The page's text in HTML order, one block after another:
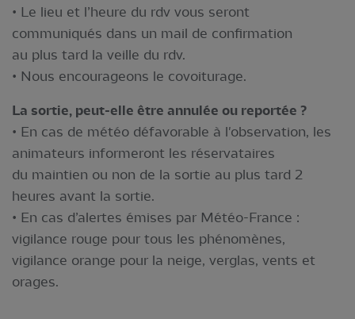
• Le lieu et l’heure du rdv vous seront
communiqués dans un mail de confirmation
au plus tard la veille du rdv.
• Nous encourageons le covoiturage.
La sortie, peut-elle être annulée ou reportée ?
• En cas de météo défavorable à l'observation, les
animateurs informeront les réservataires
du maintien ou non de la sortie au plus tard 2
heures avant la sortie.
• En cas d’alertes émises par Météo-France :
vigilance rouge pour tous les phénomènes,
vigilance orange pour la neige, verglas, vents et
orages.